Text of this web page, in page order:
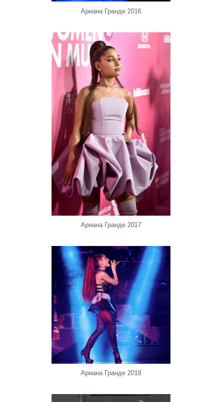
Ариана Гранде 2016
Ариана Гранде 2017
Ариана Гранде 2018